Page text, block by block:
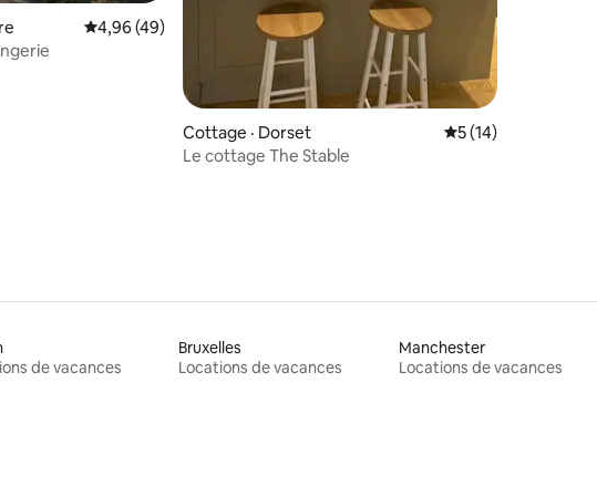
Note moyenne de 4,96 sur 5, 49 commentaires
4,96 (49)
Cottage · Dorset Note moyenne de 5
5 (14)
Le cottage The Stable
de vacances
Bruxelles
Locations de vacances
Manchester
Locations de vacances